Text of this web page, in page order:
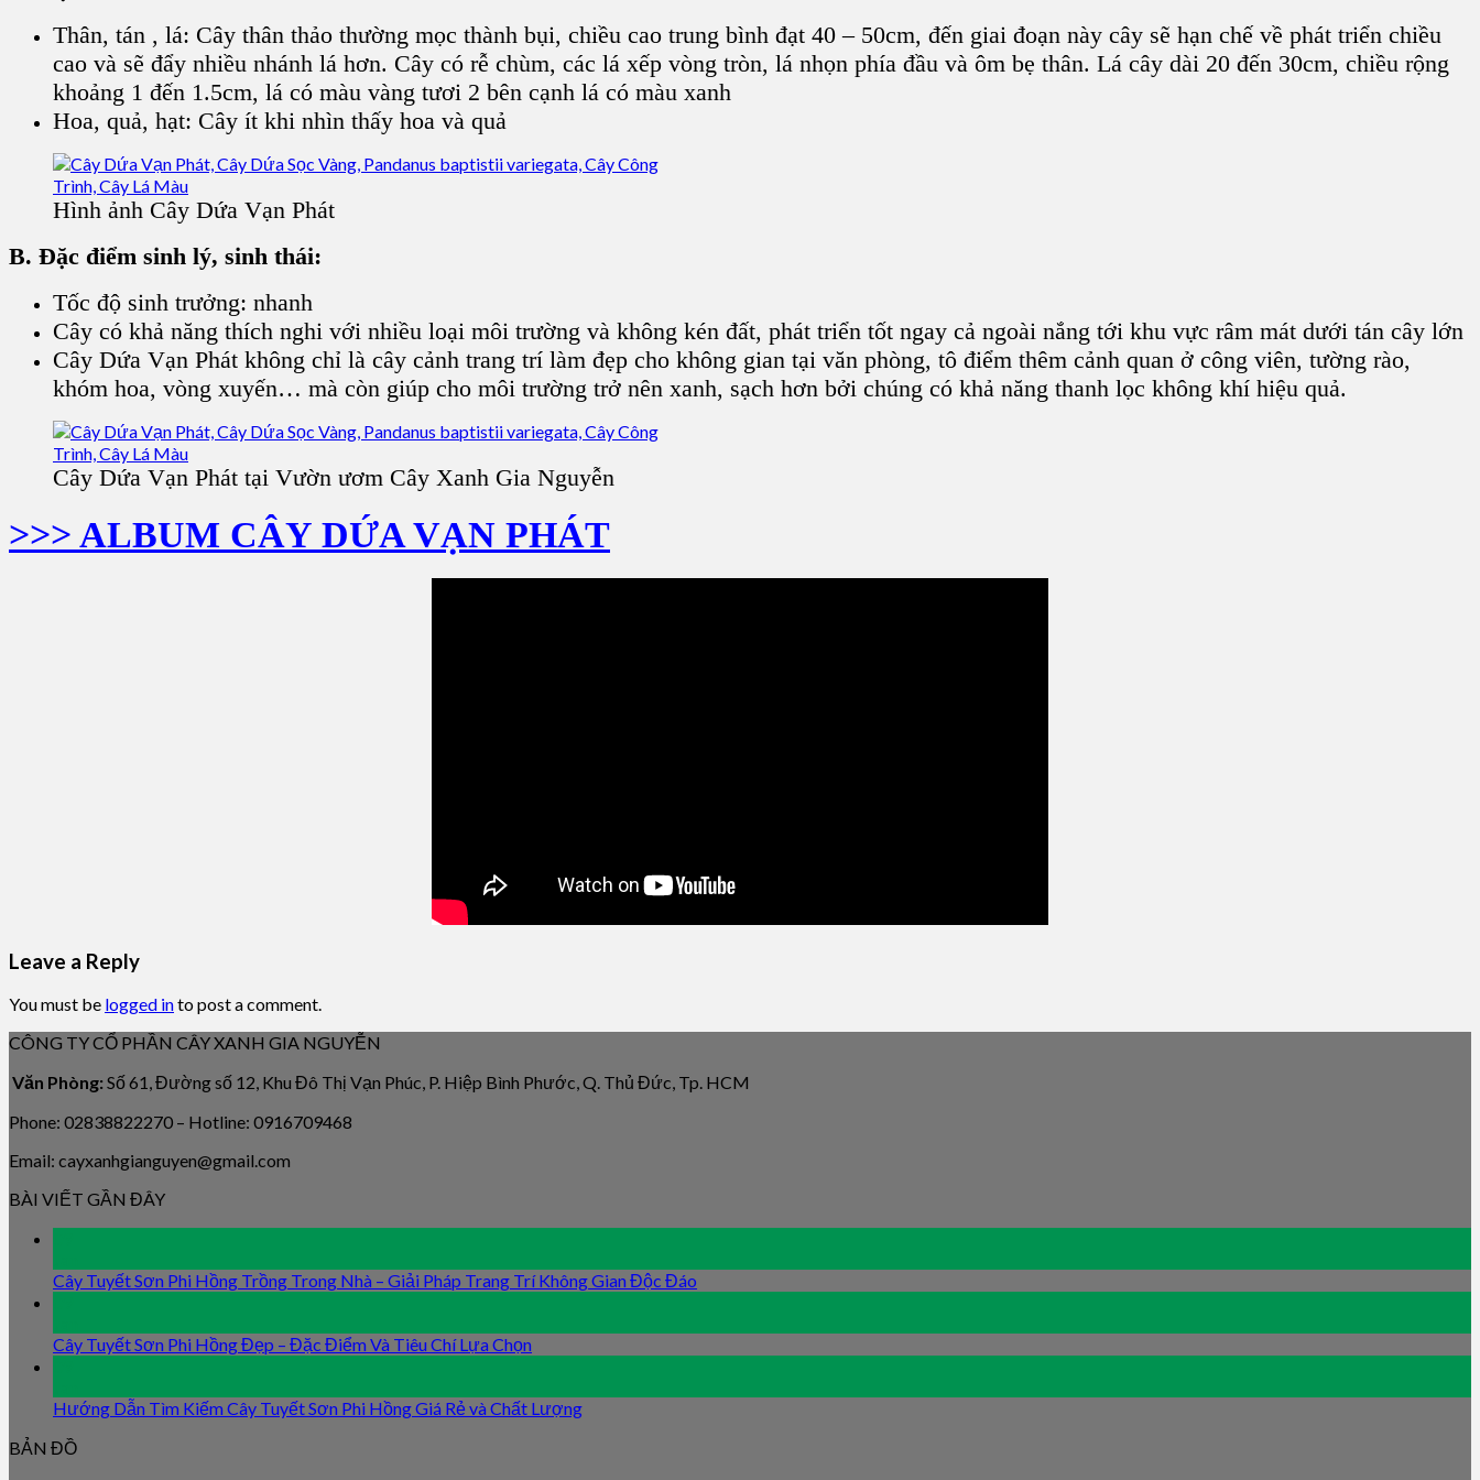
Thân, tán , lá: Cây thân thảo thường mọc thành bụi, chiều cao trung bình đạt 40 – 50cm, đến giai đoạn này cây sẽ hạn chế về phát triển chiều
cao và sẽ đẩy nhiều nhánh lá hơn. Cây có rễ chùm, các lá xếp vòng tròn, lá nhọn phía đầu và ôm bẹ thân. Lá cây dài 20 đến 30cm, chiều rộng
khoảng 1 đến 1.5cm, lá có màu vàng tươi 2 bên cạnh lá có màu xanh
Hoa, quả, hạt: Cây ít khi nhìn thấy hoa và quả
Hình ảnh Cây Dứa Vạn Phát
B. Đặc điểm sinh lý, sinh thái:
Tốc độ sinh trưởng: nhanh
Cây có khả năng thích nghi với nhiều loại môi trường và không kén đất, phát triển tốt ngay cả ngoài nắng tới khu vực râm mát dưới tán cây lớn
Cây Dứa Vạn Phát không chỉ là cây cảnh trang trí làm đẹp cho không gian tại văn phòng, tô điểm thêm cảnh quan ở công viên, tường rào,
khóm hoa, vòng xuyến… mà còn giúp cho môi trường trở nên xanh, sạch hơn bởi chúng có khả năng thanh lọc không khí hiệu quả.
Cây Dứa Vạn Phát tại Vườn ươm Cây Xanh Gia Nguyễn
>>> ALBUM CÂY DỨA VẠN PHÁT
Leave a Reply
You must be logged into post a comment.
CÔNG TY CỔ PHẦN CÂY XANH GIA NGUYỄN
Văn Phòng: Số 61, Đường số 12, Khu Đô Thị Vạn Phúc, P. Hiệp Bình Phước, Q. Thủ Đức, Tp. HCM
Phone: 02838822270 – Hotline: 0916709468
Email: cayxanhgianguyen@gmail.com
BÀI VIẾT GẦN ĐÂY
Cây Tuyết Sơn Phi Hồng Trồng Trong Nhà – Giải Pháp Trang Trí Không Gian Độc Đáo
Cây Tuyết Sơn Phi Hồng Đẹp – Đặc Điểm Và Tiêu Chí Lựa Chọn
Hướng Dẫn Tìm Kiếm Cây Tuyết Sơn Phi Hồng Giá Rẻ và Chất Lượng
BẢN ĐỒ